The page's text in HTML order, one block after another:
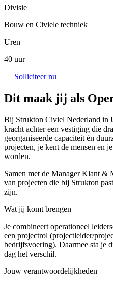
Divisie
Bouw en Civiele techniek
Uren
40 uur
Solliciteer nu
Dit maak jij als
Bij Strukton Civiel Nederland in
kracht achter een vestiging die
georganiseerde capaciteit én
projecten, je kent de mensen en
worden.
Samen met de Manager Klant &
van projecten die bij Strukton
zijn.
Wat jij komt brengen
Je combineert operationeel
een projectrol (projectleider/
bedrijfsvoering). Daarmee sta je
dag het verschil.
Jouw verantwoordelijkheden